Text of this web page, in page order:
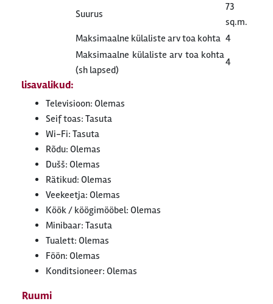
Suurus
73
sq.m.
Maksimaalne külaliste arv toa kohta 4
Maksimaalne külaliste arv toa kohta
(sh lapsed)
4
lisavalikud:
Televisioon: Olemas
Seif toas: Tasuta
Wi-Fi: Tasuta
Rõdu: Olemas
Dušš: Olemas
Rätikud: Olemas
Veekeetja: Olemas
Köök / köögimööbel: Olemas
Minibaar: Tasuta
Tualett: Olemas
Föön: Olemas
Konditsioneer: Olemas
Ruumi